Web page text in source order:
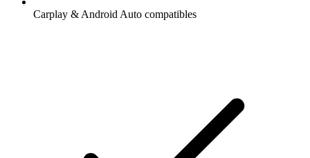
Carplay & Android Auto compatibles